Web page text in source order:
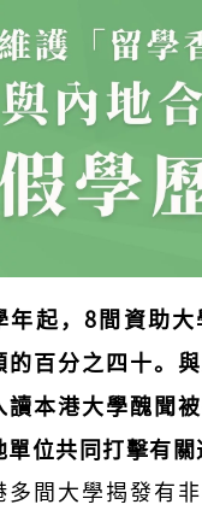
年起，8間資助
的百分之四十。
讀本港大學醜聞
單位共同打擊有關
多間大學揭發有